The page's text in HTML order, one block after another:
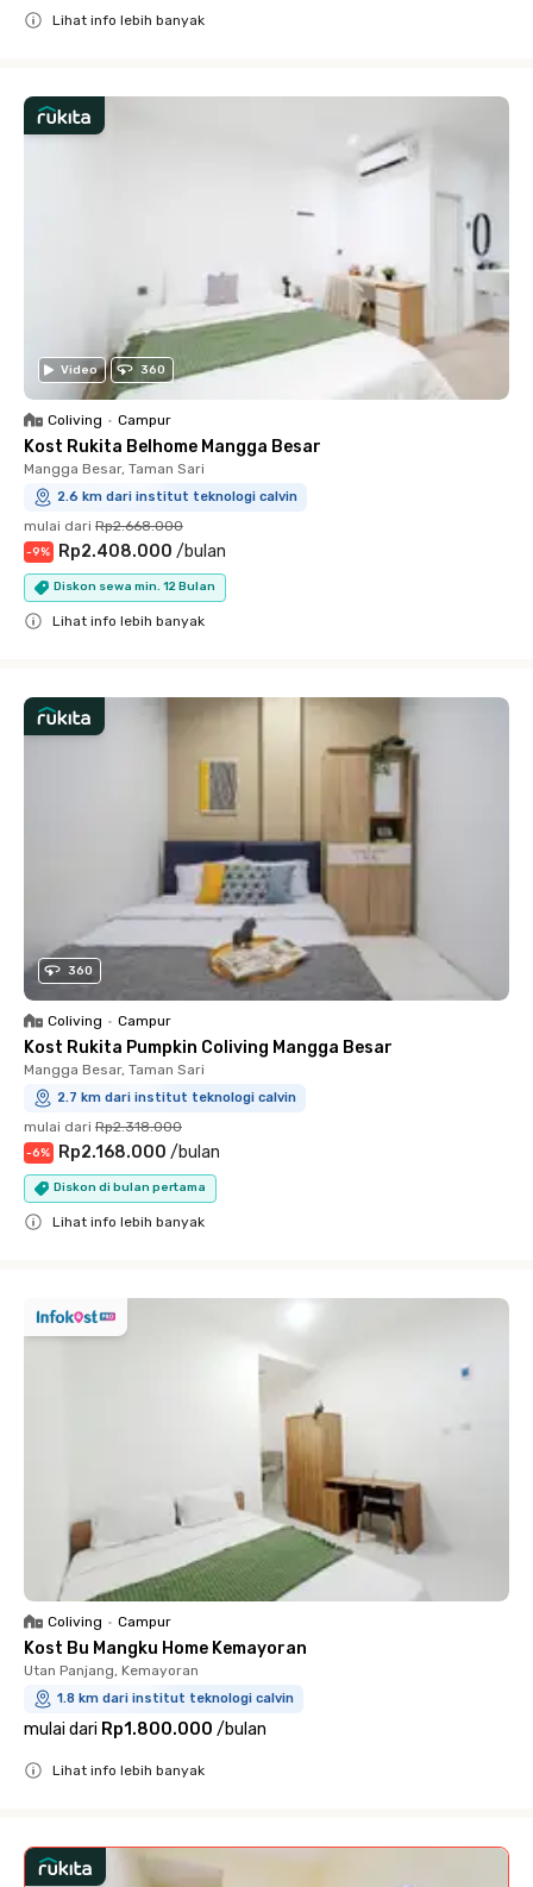
Lihat info lebih banyak
Video 360
Coliving • Campur
Kost Rukita Belhome Mangga Besar
Mangga Besar, Taman Sari
2.6 km dari institut teknologi calvin
mulai dari Rp2.668.000
-9% Rp2.408.000 /bulan
Diskon sewa min. 12 Bulan
Lihat info lebih banyak
360
Coliving • Campur
Kost Rukita Pumpkin Coliving Mangga Besar
Mangga Besar, Taman Sari
2.7 km dari institut teknologi calvin
mulai dari Rp2.318.000
-6% Rp2.168.000 /bulan
Diskon di bulan pertama
Lihat info lebih banyak
Coliving • Campur
Kost Bu Mangku Home Kemayoran
Utan Panjang, Kemayoran
1.8 km dari institut teknologi calvin
mulai dari Rp1.800.000 /bulan
Lihat info lebih banyak